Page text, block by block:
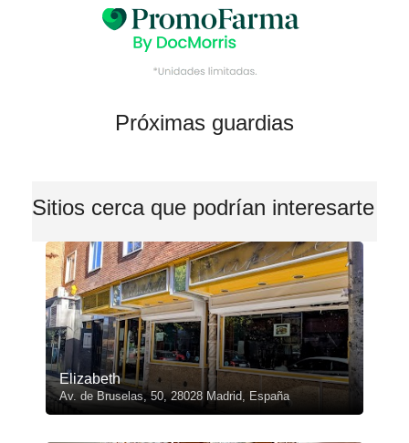
Próximas guardias
Sitios cerca que podrían interesarte
Elizabeth
Av. de Bruselas, 50, 28028 Madrid, España